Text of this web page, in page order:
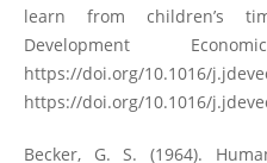
learn from children’s
Development
https://doi.org/10.1016/
https://doi.org/10.1016/
Becker, G. S. (1964).